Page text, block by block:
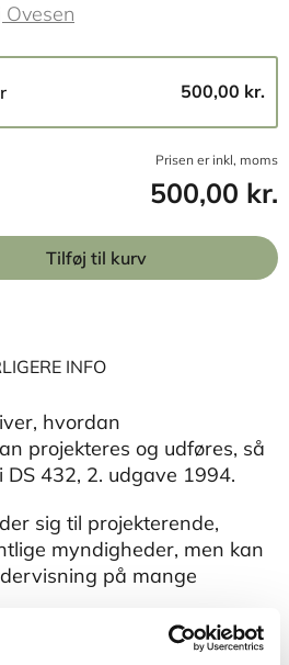
Ovesen
500,00 kr.
Prisen er inkl, moms
500,00 kr.
Tilføj til kurv
INFO
hvordan
projekteres og udføres, så
432, 2. udgave 1994.
sig til projekterende,
myndigheder, men kan
på mange